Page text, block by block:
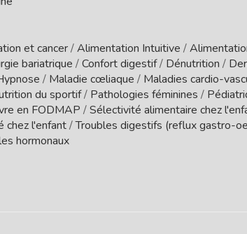
et cancer/Alimentation Intuitive /
bariatrique /Confort digestif/ Dénutrition /
/ Maladie cœliaque / Maladies cardio-
du sportif/ Pathologies féminines /
en FODMAP /Sélectivité alimentaire chez
chez l'enfant/Troubles digestifs (reflux gastro-
hormonaux